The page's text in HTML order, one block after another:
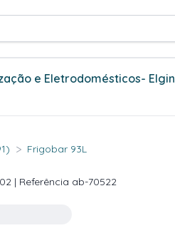
e Eletrodomésticos- Elgin
> Frigobar 93L
| Referência ab-70522